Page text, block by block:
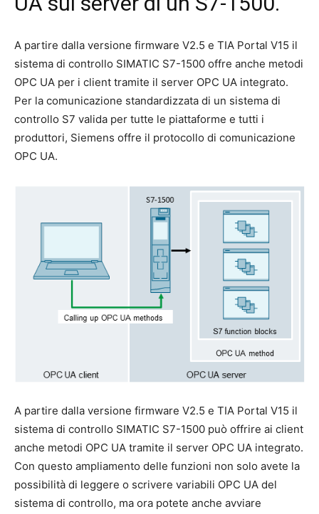
A partire dalla versione firmware V2.5 e TIA Portal V15 il
sistema di controllo SIMATIC S7-1500 offre anche metodi
OPC UA per i client tramite il server OPC UA integrato.
Per la comunicazione standardizzata di un sistema di
controllo S7 valida per tutte le piattaforme e tutti i
produttori, Siemens offre il protocollo di comunicazione
OPC UA.
A partire dalla versione firmware V2.5 e TIA Portal V15 il
sistema di controllo SIMATIC S7-1500 può offrire ai client
anche metodi OPC UA tramite il server OPC UA integrato.
Con questo ampliamento delle funzioni non solo avete la
possibilità di leggere o scrivere variabili OPC UA del
sistema di controllo, ma ora potete anche avviare